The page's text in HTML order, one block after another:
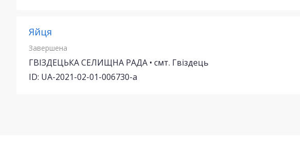
Яйця
Завершена
ГВІЗДЕЦЬКА СЕЛИЩНА РАДА • смт. Гвіздець
ID: UA-2021-02-01-006730-a